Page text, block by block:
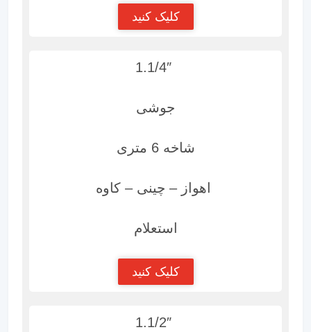
کلیک کنید
جوشی
شاخه 6 متری
اهواز – چینی – کاوه
استعلام
کلیک کنید